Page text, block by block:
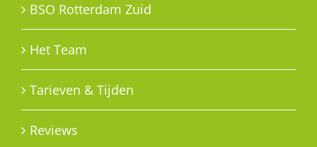
BSO Rotterdam Zuid
Het Team
Tarieven & Tijden
Reviews